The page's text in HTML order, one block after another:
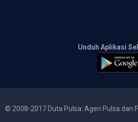
Unduh Aplikasi
© 2008-2017 Duta Pulsa: Agen Pulsa dan